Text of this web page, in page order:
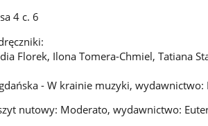
4 c. 6
Florek, Ilona Tomera-Chmiel, Tatiana
- W krainie muzyki, wydawnictwo:
nutowy: Moderato, wydawnictwo: